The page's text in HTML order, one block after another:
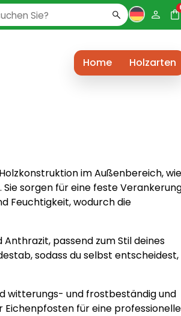
Home Holzarten
im Außenbereich, wie
sorgen für eine feste
Feuchtigkeit, wodurch die
passend zum Stil deines
sodass du selbst entscheidest,
witterungs- und frostbeständig und
für eine professionelle